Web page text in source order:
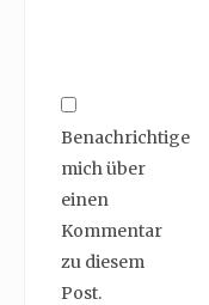
Benachrichtige
mich über
einen
Kommentar
zu diesem
Post.